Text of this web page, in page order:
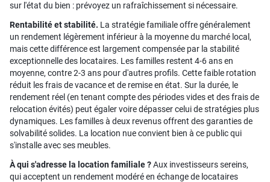
sur l'état du bien : prévoyez un rafraîchissement si nécessaire.
Rentabilité et stabilité. La stratégie familiale offre généralement
un rendement légèrement inférieur à la moyenne du marché local,
mais cette différence est largement compensée par la stabilité
exceptionnelle des locataires. Les familles restent 4-6 ans en
moyenne, contre 2-3 ans pour d'autres profils. Cette faible rotation
réduit les frais de vacance et de remise en état. Sur la durée, le
rendement réel (en tenant compte des périodes vides et des frais de
relocation évités) peut égaler voire dépasser celui de stratégies plus
dynamiques. Les familles à deux revenus offrent des garanties de
solvabilité solides. La location nue convient bien à ce public qui
s'installe avec ses meubles.
À qui s'adresse la location familiale ?Aux investisseurs sereins,
qui acceptent un rendement modéré en échange de locataires